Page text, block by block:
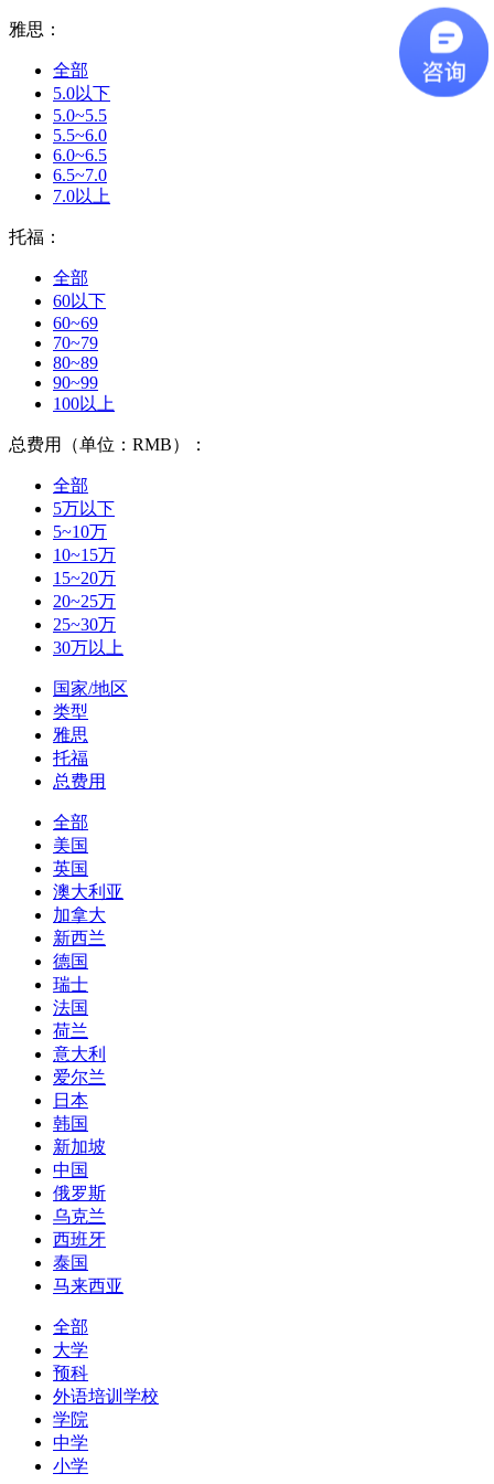
雅思：
全部
5.0以下
5.0~5.5
5.5~6.0
6.0~6.5
6.5~7.0
7.0以上
托福：
全部
60以下
60~69
70~79
80~89
90~99
100以上
总费用（单位：RMB）：
全部
5万以下
5~10万
10~15万
15~20万
20~25万
25~30万
30万以上
国家/地区
类型
雅思
托福
总费用
全部
美国
英国
澳大利亚
加拿大
新西兰
德国
瑞士
法国
荷兰
意大利
爱尔兰
日本
韩国
新加坡
中国
俄罗斯
乌克兰
西班牙
泰国
马来西亚
全部
大学
预科
外语培训学校
学院
中学
小学